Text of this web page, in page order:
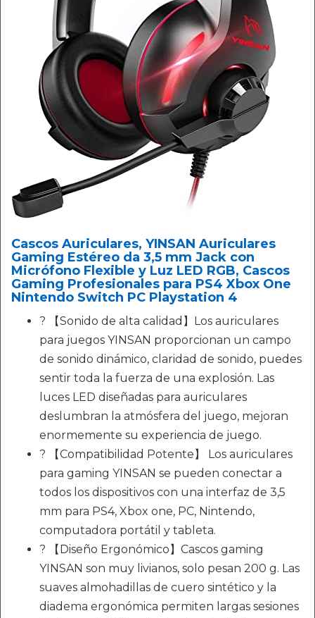
Cascos Auriculares, YINSAN Auriculares
Gaming Estéreo da 3,5 mm Jack con
Micrófono Flexible y Luz LED RGB, Cascos
Gaming Profesionales para PS4 Xbox One
Nintendo Switch PC Playstation 4
? 【Sonido de alta calidad】Los auriculares
para juegos YINSAN proporcionan un campo
de sonido dinámico, claridad de sonido, puedes
sentir toda la fuerza de una explosión. Las
luces LED diseñadas para auriculares
deslumbran la atmósfera del juego, mejoran
enormemente su experiencia de juego.
? 【Compatibilidad Potente】 Los auriculares
para gaming YINSAN se pueden conectar a
todos los dispositivos con una interfaz de 3,5
mm para PS4, Xbox one, PC, Nintendo,
computadora portátil y tableta.
? 【Diseño Ergonómico】Cascos gaming
YINSAN son muy livianos, solo pesan 200 g. Las
suaves almohadillas de cuero sintético y la
diadema ergonómica permiten largas sesiones